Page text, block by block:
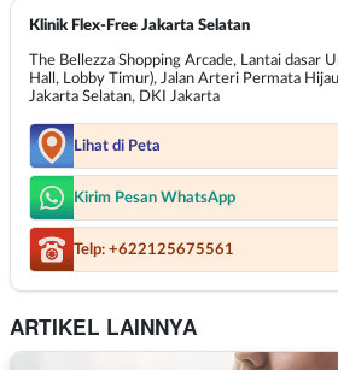
Klinik Flex-Free Jakarta Selatan
The Bellezza Shopping Arcade, Lantai dasar
Hall, Lobby Timur), Jalan Arteri Permata
Jakarta Selatan, DKI Jakarta
Lihat di Peta
Kirim Pesan WhatsApp
Telp: +622125675561
ARTIKEL LAINNYA